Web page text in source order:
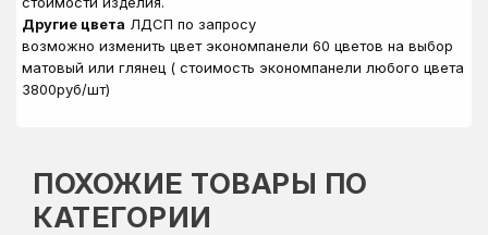
Другие цвета ЛДСП по запросу
возможно изменить цвет экономпанели 60 цветов на выбор
матовый или глянец ( стоимость экономпанели любого цвета
3800руб/шт)
ПОХОЖИЕ ТОВАРЫ ПО
КАТЕГОРИИ